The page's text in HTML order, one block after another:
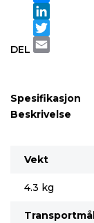
DEL
Messenger
LinkedIn
Twitter
Spesifikasjon
Beskrivelse
Vekt
4.3 kg
Transportmål